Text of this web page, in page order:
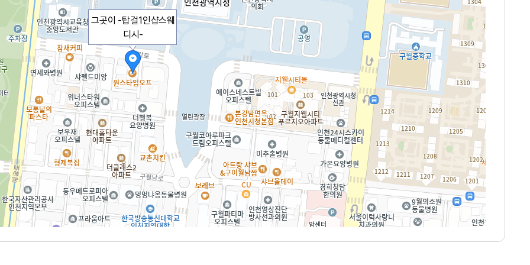
그곳이 -탑걸1인샵스웨
디시-